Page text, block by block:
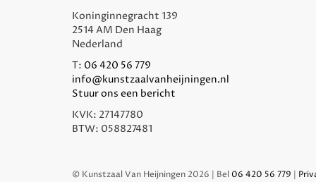
Koninginnegracht 139
2514 AM Den Haag
Nederland
T: 06 420 56 779
info@kunstzaalvanheijningen.nl
Stuur ons een bericht
KVK: 27147780
BTW: 058827481
© Kunstzaal Van Heijningen 2026 | Bel 06 420 56 779 |